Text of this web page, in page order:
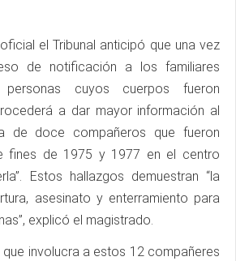
el Tribunal anticipó que una vez
de notificación a los familiares
cuyos cuerpos fueron
a dar mayor información al
de doce compañeros que fueron
fines de 1975 y 1977 en el centro
Estos hallazgos demuestran “la
asesinato y enterramiento para
explicó el magistrado.
que involucra a estos 12 compañeres